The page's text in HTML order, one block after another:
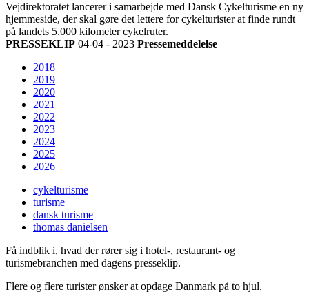
Vejdirektoratet lancerer i samarbejde med Dansk Cykelturisme en ny
hjemmeside, der skal gøre det lettere for cykelturister at finde rundt
på landets 5.000 kilometer cykelruter.
PRESSEKLIP 04-04 - 2023 Pressemeddelelse
2018
2019
2020
2021
2022
2023
2024
2025
2026
cykelturisme
turisme
dansk turisme
thomas danielsen
Få indblik i, hvad der rører sig i hotel-, restaurant- og
turismebranchen med dagens presseklip.
Flere og flere turister ønsker at opdage Danmark på to hjul.